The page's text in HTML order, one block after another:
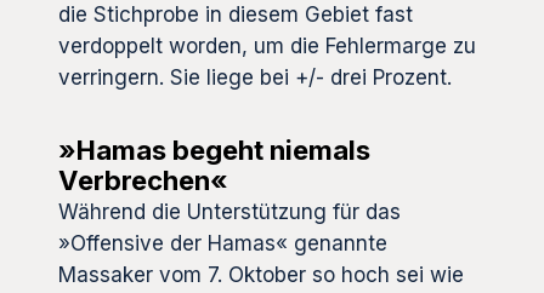
die Stichprobe in diesem Gebiet fast
verdoppelt worden, um die Fehlermarge zu
verringern. Sie liege bei +/- drei Prozent.
»Hamas begeht niemals
Verbrechen«
Während die Unterstützung für das
»Offensive der Hamas« genannte
Massaker vom 7. Oktober so hoch sei wie